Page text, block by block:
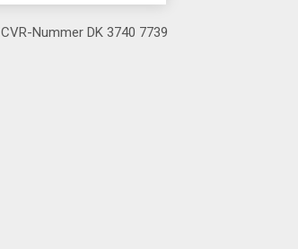
CVR-Nummer DK 3740 7739